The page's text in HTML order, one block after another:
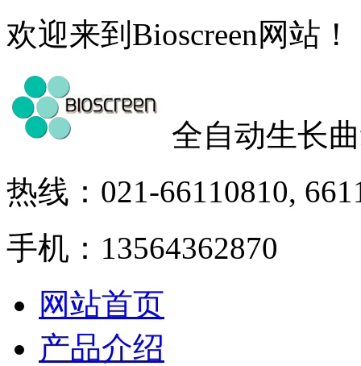
欢迎来到Bioscreen网站！
全自动生长
热线：021-66110810,
手机：13564362870
网站首页
产品介绍